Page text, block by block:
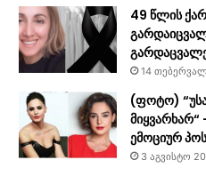
49 წლის
14
(ფოტო)
ემოციურ
3 აგვისტო